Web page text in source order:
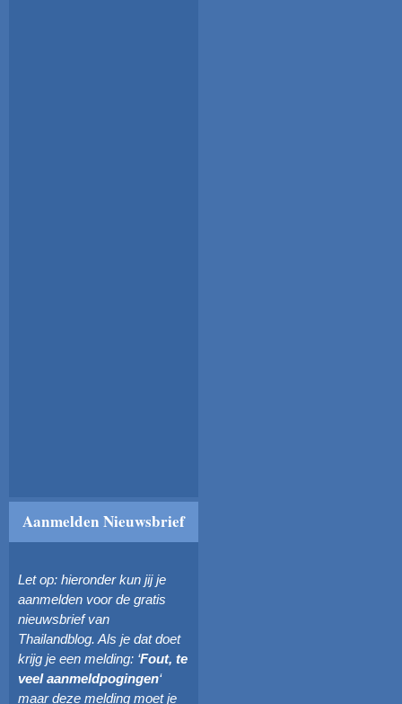
Aanmelden Nieuwsbrief
Let op: hieronder kun jij je
aanmelden voor de gratis
nieuwsbrief van
Thailandblog. Als je dat doet
krijg je een melding: ‘Fout, te
veel aanmeldpogingen‘
maar deze melding moet je